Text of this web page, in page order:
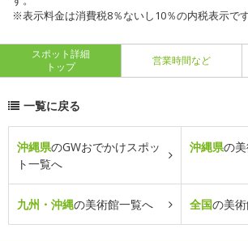
※表示料金は消費税8％ないし10％の内税表示です
スポット詳細
トップ
営業時間など
一覧に戻る
沖縄県のGWおでかけスポッ
ト一覧へ
沖縄県の
九州・沖縄の美術館一覧へ 全国の美